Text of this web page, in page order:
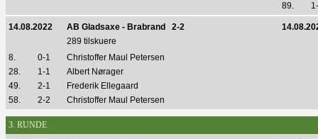
89.
14.08.2022 AB Gladsaxe - Brabrand 2-2
289 tilskuere
8.
0-1
Christoffer Maul Petersen
28.
1-1
Albert Nørager
49.
2-1
Frederik Ellegaard
58.
2-2 Christoffer Maul Petersen
3. RUNDE